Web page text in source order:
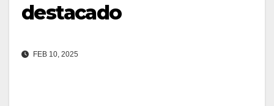
destacado
FEB 10, 2025